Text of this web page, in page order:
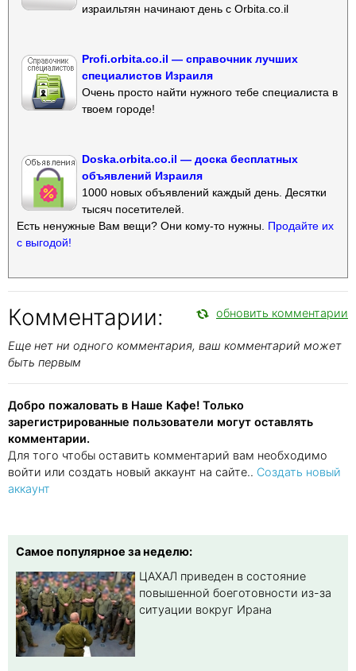
израильтян начинают день с Orbita.co.il
Profi.orbita.co.il — справочник лучших
специалистов Израиля
Очень просто найти нужного тебе специалиста в
твоем городе!
Doska.orbita.co.il — доска бесплатных
объявлений Израиля
1000 новых объявлений каждый день. Десятки
тысяч посетителей.
Есть ненужные Вам вещи? Они кому-то нужны. Продайте их
с выгодой!
Комментарии: обновить комментарии
Еще нет ни одного комментария, ваш комментарий может
быть первым
Добро пожаловать в Наше Кафе! Только
зарегистрированные пользователи могут оставлять
комментарии.
Для того чтобы оставить комментарий вам необходимо
войти или создать новый аккаунт на сайте.. Создать новый
аккаунт
Самое популярное за неделю:
ЦАХАЛ приведен в состояние
повышенной боеготовности из-за
ситуации вокруг Ирана